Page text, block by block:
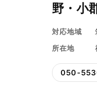
野・小
対応地域
所在地
050-